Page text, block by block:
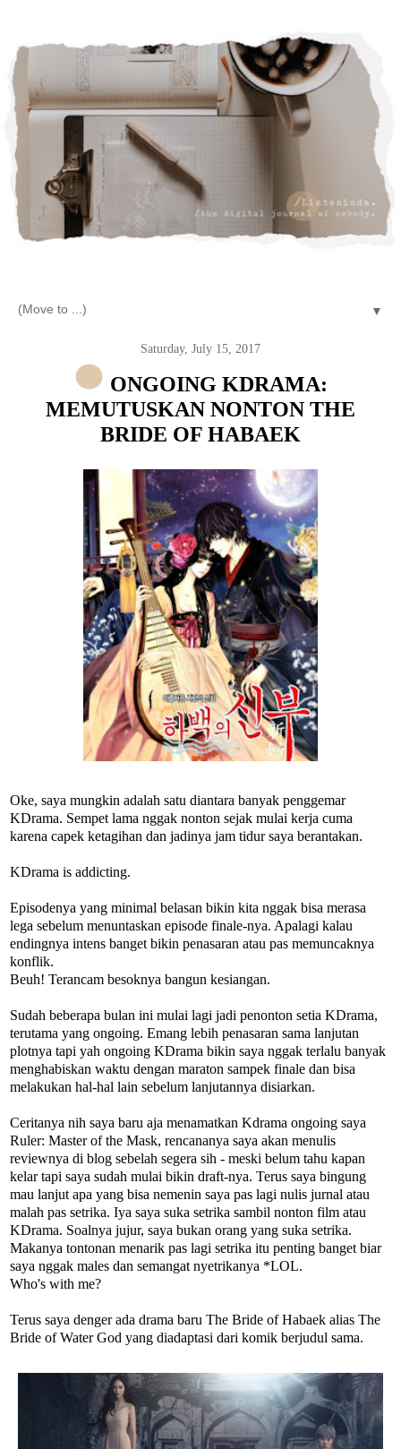
▼
Saturday, July 15, 2017
ONGOING KDRAMA:
MEMUTUSKAN NONTON THE
BRIDE OF HABAEK
Oke, saya mungkin adalah satu diantara banyak penggemar
KDrama. Sempet lama nggak nonton sejak mulai kerja cuma
karena capek ketagihan dan jadinya jam tidur saya berantakan.
KDrama is addicting.
Episodenya yang minimal belasan bikin kita nggak bisa merasa
lega sebelum menuntaskan episode finale-nya. Apalagi kalau
endingnya intens banget bikin penasaran atau pas memuncaknya
konflik.
Beuh! Terancam besoknya bangun kesiangan.
Sudah beberapa bulan ini mulai lagi jadi penonton setia KDrama,
terutama yang ongoing. Emang lebih penasaran sama lanjutan
plotnya tapi yah ongoing KDrama bikin saya nggak terlalu banyak
menghabiskan waktu dengan maraton sampek finale dan bisa
melakukan hal-hal lain sebelum lanjutannya disiarkan.
Ceritanya nih saya baru aja menamatkan Kdrama ongoing saya
Ruler: Master of the Mask, rencananya saya akan menulis
reviewnya di blog sebelah segera sih - meski belum tahu kapan
kelar tapi saya sudah mulai bikin draft-nya. Terus saya bingung
mau lanjut apa yang bisa nemenin saya pas lagi nulis jurnal atau
malah pas setrika. Iya saya suka setrika sambil nonton film atau
KDrama. Soalnya jujur, saya bukan orang yang suka setrika.
Makanya tontonan menarik pas lagi setrika itu penting banget biar
saya nggak males dan semangat nyetrikanya *LOL.
Who's with me?
Terus saya denger ada drama baru The Bride of Habaek alias The
Bride of Water God yang diadaptasi dari komik berjudul sama.